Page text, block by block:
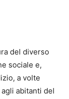
del diverso
sociale e,
a volte
abitanti del